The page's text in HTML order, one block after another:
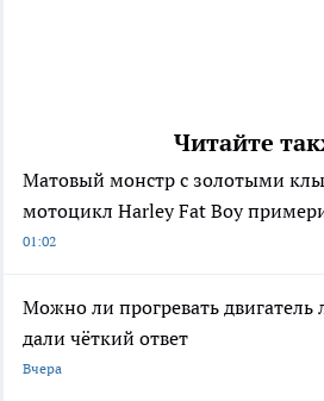
Читайте
Матовый монстр с золотыми
мотоцикл Harley Fat Boy
01:02
Можно ли прогревать двигатель
дали чёткий ответ
Вчера